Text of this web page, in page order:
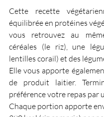
Cette recette
équilibrée en protéines
vous retrouvez au
céréales (le riz), une
lentilles corail) et des
Elle vous apporte
de produit laitier.
préférence votre repas par
Chaque portion apporte